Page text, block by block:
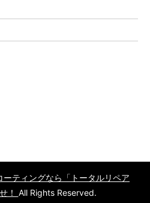
ーティングなら「トータルリペア
！ All Rights Reserved.